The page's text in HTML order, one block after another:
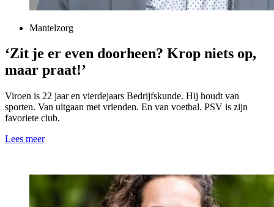
Mantelzorg
‘Zit je er even doorheen? Krop niets op,
maar praat!’
Viroen is 22 jaar en vierdejaars Bedrijfskunde. Hij houdt van
sporten. Van uitgaan met vrienden. En van voetbal. PSV is zijn
favoriete club.
Lees meer